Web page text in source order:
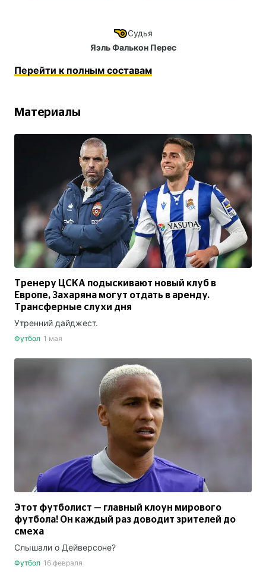
Судья
Яэль Фалькон Перес
Перейти к полным составам
Материалы
Тренеру ЦСКА подыскивают новый клуб в
Европе, Захаряна могут отдать в аренду.
Трансферные слухи дня
Утренний дайджест.
Футбол 1 мая
Этот футболист — главный клоун мирового
футбола! Он каждый раз доводит зрителей до
смеха
Слышали о Дейверсоне?
Футбол 16 февраля